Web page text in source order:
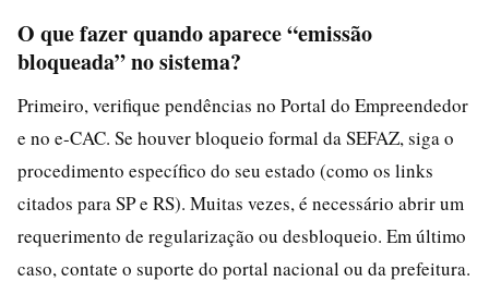
O que fazer quando aparece “emissão
bloqueada” no sistema?
Primeiro, verifique pendências no Portal do Empreendedor
e no e-CAC. Se houver bloqueio formal da SEFAZ, siga o
procedimento específico do seu estado (como os links
citados para SP e RS). Muitas vezes, é necessário abrir um
requerimento de regularização ou desbloqueio. Em último
caso, contate o suporte do portal nacional ou da prefeitura.